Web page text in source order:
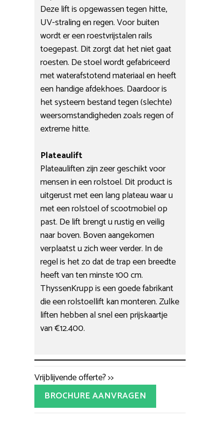
Deze lift is opgewassen tegen hitte,
UV-straling en regen. Voor buiten
wordt er een roestvrijstalen rails
toegepast. Dit zorgt dat het niet gaat
roesten. De stoel wordt gefabriceerd
met waterafstotend materiaal en heeft
een handige afdekhoes. Daardoor is
het systeem bestand tegen (slechte)
weersomstandigheden zoals regen of
extreme hitte.
Plateaulift
Plateauliften zijn zeer geschikt voor
mensen in een rolstoel. Dit product is
uitgerust met een lang plateau waar u
met een rolstoel of scootmobiel op
past. De lift brengt u rustig en veilig
naar boven. Boven aangekomen
verplaatst u zich weer verder. In de
regel is het zo dat de trap een breedte
heeft van ten minste 100 cm.
ThyssenKrupp is een goede fabrikant
die een rolstoellift kan monteren. Zulke
liften hebben al snel een prijskaartje
van €12.400.
Vrijblijvende offerte? >>
BROCHURE AANVRAGEN